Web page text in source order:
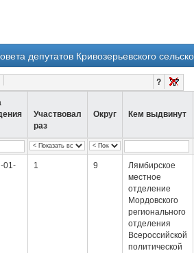
депутатов Кривозерьевского
?
Участвовал
раз
Округ Кем выдвинут
01-
1 9
Лямбирское
местное
отделение
Мордовского
регионального
отделения
Всероссийской
политической